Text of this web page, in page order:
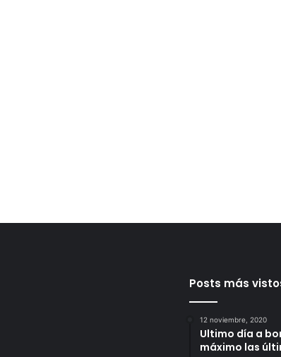
Posts más
12 noviembre, 2020
Ultimo día a
máximo las